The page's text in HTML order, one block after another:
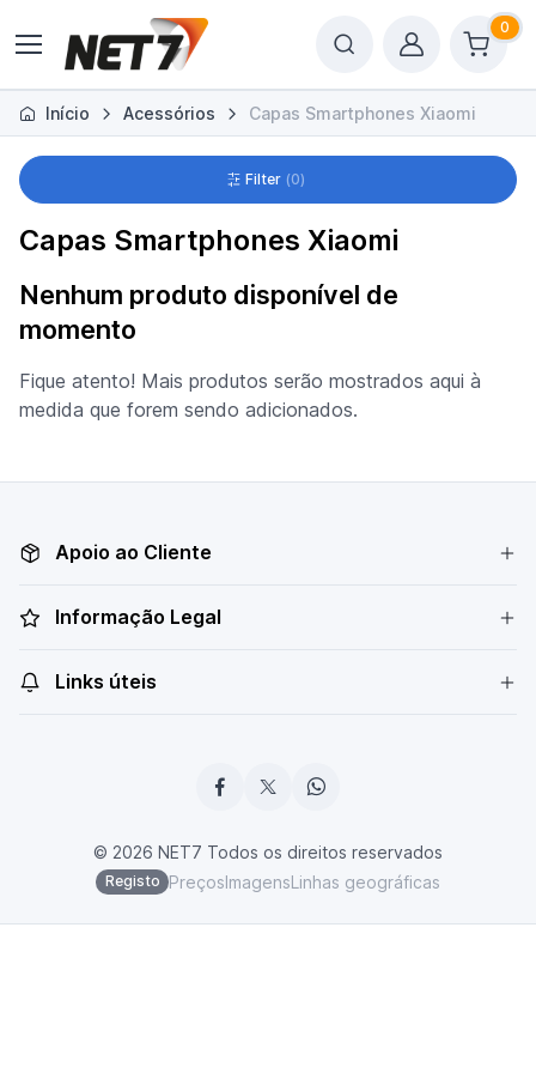
0
Início Acessórios Capas Smartphones Xiaomi
Filter 0
Capas Smartphones Xiaomi
Nenhum produto disponível de
momento
Fique atento! Mais produtos serão mostrados aqui à
medida que forem sendo adicionados.
Apoio ao Cliente
Informação Legal
Links úteis
© 2026 NET7 Todos os direitos reservados
Registo PreçosImagensLinhas geográficas